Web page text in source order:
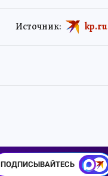
Источник: kp.ru
ПОДПИСЫВАЙТЕСЬ